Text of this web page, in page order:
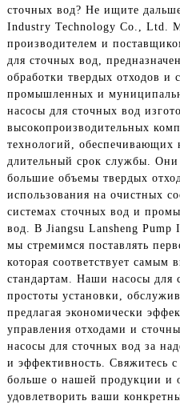
сточных вод? Не ищите
Industry Technology Co., Ltd.
производителем и
для сточных вод,
обработки твердых отходов и
промышленных и
насосы для сточных вод
высокопроизводительных
технологий, обеспечивающих
длительный срок службы. Они
большие объемы твердых
использования на очистных
системах сточных вод и
вод. В Jiangsu Lansheng Pump
мы стремимся поставлять
которая соответствует самым
стандартам. Наши насосы для
простоты установки,
предлагая экономически
управления отходами и
насосы для сточных вод за
и эффективность. Свяжитесь
больше о нашей продукции и
удовлетворить ваши